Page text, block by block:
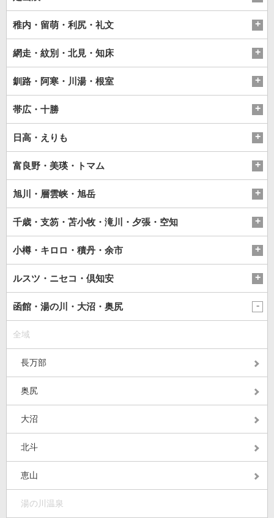
稚内・留萌・利尻・礼文
網走・紋別・北見・知床
釧路・阿寒・川湯・根室
帯広・十勝
日高・えりも
富良野・美瑛・トマム
旭川・層雲峡・旭岳
千歳・支笏・苫小牧・滝川・夕張・空知
小樽・キロロ・積丹・余市
ルスツ・ニセコ・倶知安
函館・湯の川・大沼・奥尻
全域
長万部
奥尻
大沼
北斗
恵山
湯の川温泉